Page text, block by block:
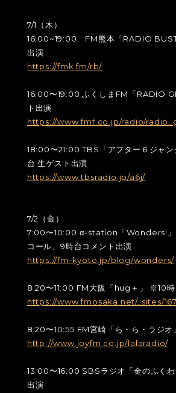
7/1（木）
16:00~19:00 FM熊本「RADIO
出演
https://fmk.fm/rb/
16:00〜19:00 ふくしまFM「RADIO
ト出演
https://www.fmf.co.jp/radio/
18:00〜21:00 TBS「アフター６ジャ
台 生ゲスト出演
https://www.tbsradio.jp/a6j/
7/2（金）
7:00〜10:00 α-station「Wonders!」
コール、9時台コメント出演
https://fm-kyoto.jp/blog/wonders/
8:20〜11:00 FM大阪「hug＋」 ※10時
https://www.fmosaka.net/_sites/
8:20〜10:55 FM宮崎「ら・ら・ラジオ
http://www.joyfm.co.jp/lalaradio/
13:00〜16:00 SBSラジオ「金のふくわ
出演